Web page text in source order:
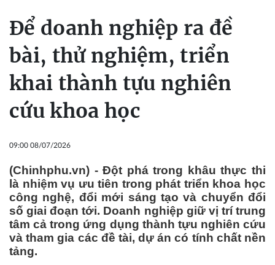
Để doanh nghiệp ra đề
bài, thử nghiệm, triển
khai thành tựu nghiên
cứu khoa học
09:00 08/07/2026
(Chinhphu.vn) - Đột phá trong khâu thực thi
là nhiệm vụ ưu tiên trong phát triển khoa học
công nghệ, đổi mới sáng tạo và chuyển đổi
số giai đoạn tới. Doanh nghiệp giữ vị trí trung
tâm cả trong ứng dụng thành tựu nghiên cứu
và tham gia các đề tài, dự án có tính chất nền
tảng.